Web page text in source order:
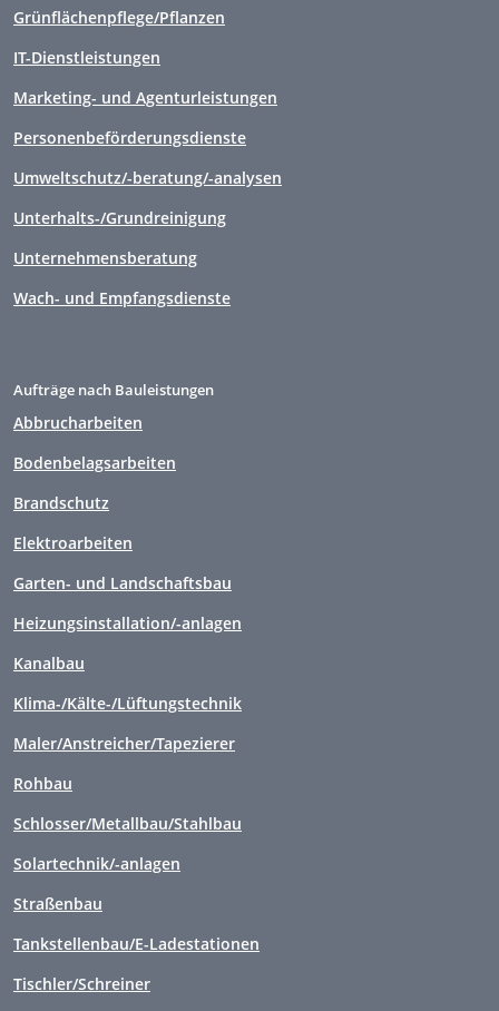
Grünflächenpflege/Pflanzen
IT-Dienstleistungen
Marketing- und Agenturleistungen
Personenbeförderungsdienste
Umweltschutz/-beratung/-analysen
Unterhalts-/Grundreinigung
Unternehmensberatung
Wach- und Empfangsdienste
Aufträge nach Bauleistungen
Abbrucharbeiten
Bodenbelagsarbeiten
Brandschutz
Elektroarbeiten
Garten- und Landschaftsbau
Heizungsinstallation/-anlagen
Kanalbau
Klima-/Kälte-/Lüftungstechnik
Maler/Anstreicher/Tapezierer
Rohbau
Schlosser/Metallbau/Stahlbau
Solartechnik/-anlagen
Straßenbau
Tankstellenbau/E-Ladestationen
Tischler/Schreiner